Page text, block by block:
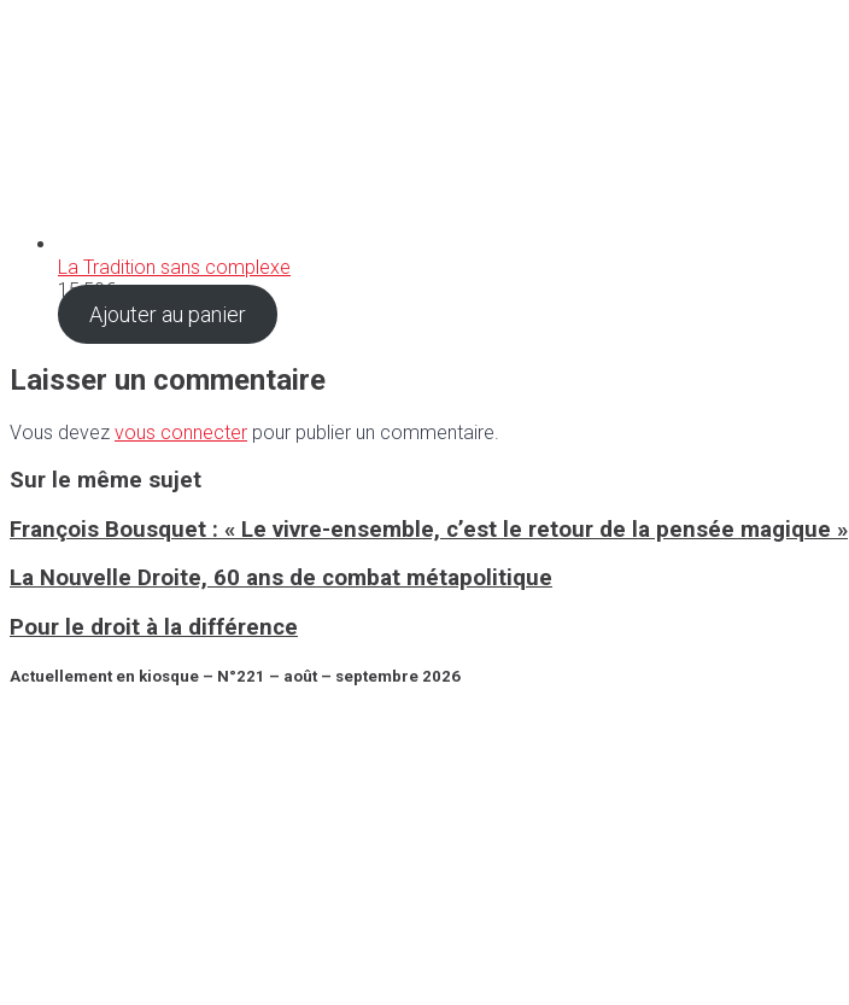
La Tradition sans complexe
15,50€
Ajouter au panier
Laisser un commentaire
Vous devez vous connecter pour publier un commentaire.
Sur le même sujet
François Bousquet : « Le vivre-ensemble, c’est le retour de la pensée magique »
La Nouvelle Droite, 60 ans de combat métapolitique
Pour le droit à la différence
Actuellement en kiosque – N°221 – août – septembre 2026